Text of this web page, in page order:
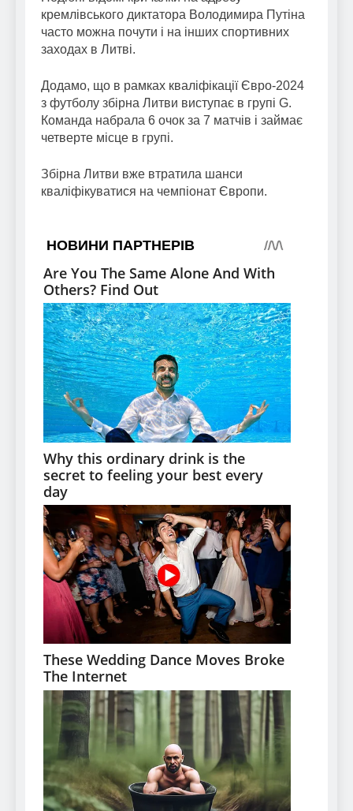
кремлівського диктатора Володимира Путіна
часто можна почути і на інших спортивних
заходах в Литві.
Додамо, що в рамках кваліфікації Євро-2024
з футболу збірна Литви виступає в групі G.
Команда набрала 6 очок за 7 матчів і займає
четверте місце в групі.
Збірна Литви вже втратила шанси
кваліфікуватися на чемпіонат Європи.